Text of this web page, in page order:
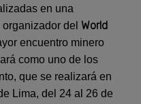
en una
del World
encuentro minero
como uno de los
que se realizará en
Lima, del 24 al 26 de